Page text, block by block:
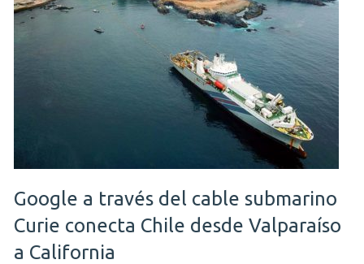
Google a través del cable submarino
Curie conecta Chile desde Valparaíso
a California